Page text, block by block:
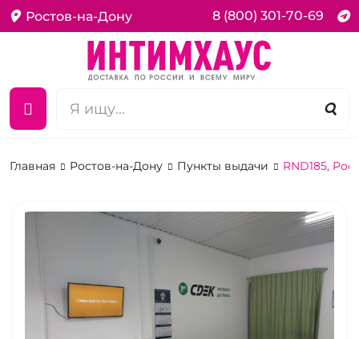
Ростов-на-Дону 8 (800) 301-70-69
Главная Ростов-на-Дону Пункты выдачи RND185,